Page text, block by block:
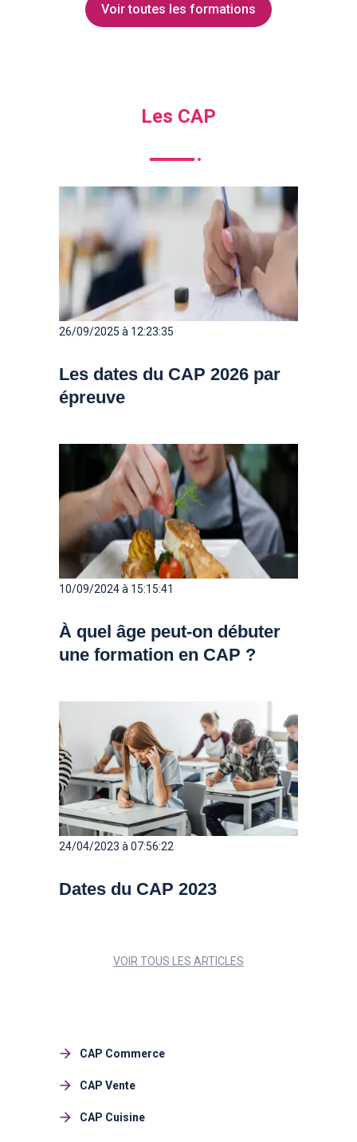
Voir toutes les formations
Les CAP
26/09/2025 à 12:23:35
Les dates du CAP 2026 par
épreuve
10/09/2024 à 15:15:41
À quel âge peut-on débuter
une formation en CAP ?
24/04/2023 à 07:56:22
Dates du CAP 2023
VOIR TOUS LES ARTICLES
CAP Commerce
CAP Vente
CAP Cuisine